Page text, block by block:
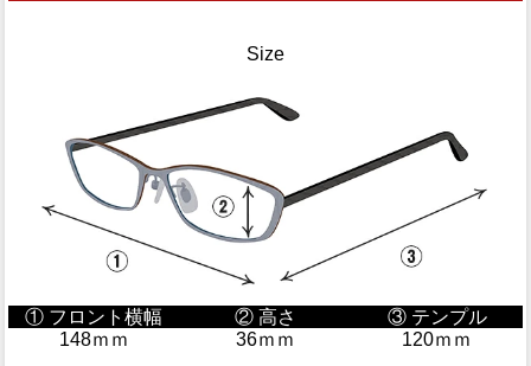
Size
① フロント横幅 ② 高さ
③ テンプル
148ｍｍ
36ｍｍ 120ｍｍ